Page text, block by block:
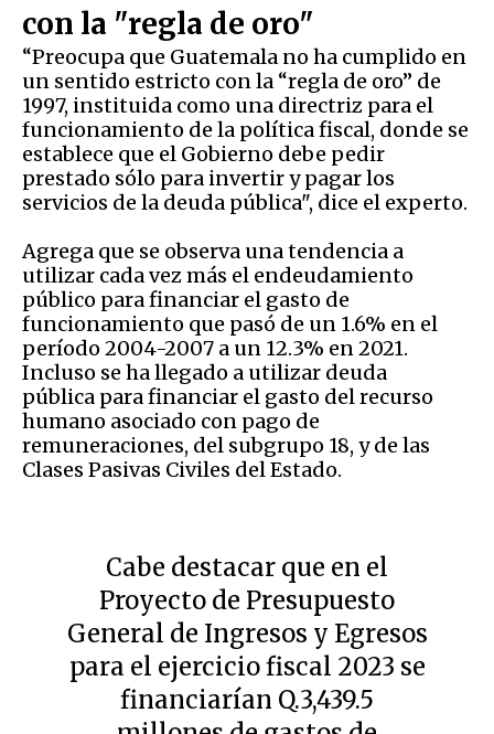
con la "regla de oro"
“Preocupa que Guatemala no ha cumplido en
un sentido estricto con la “regla de oro” de
1997, instituida como una directriz para el
funcionamiento de la política fiscal, donde se
establece que el Gobierno debe pedir
prestado sólo para invertir y pagar los
servicios de la deuda pública", dice el experto.
Agrega que se observa una tendencia a
utilizar cada vez más el endeudamiento
público para financiar el gasto de
funcionamiento que pasó de un 1.6% en el
período 2004-2007 a un 12.3% en 2021.
Incluso se ha llegado a utilizar deuda
pública para financiar el gasto del recurso
humano asociado con pago de
remuneraciones, del subgrupo 18, y de las
Clases Pasivas Civiles del Estado.
Cabe destacar que en el
Proyecto de Presupuesto
General de Ingresos y Egresos
para el ejercicio fiscal 2023 se
financiarían Q.3,439.5